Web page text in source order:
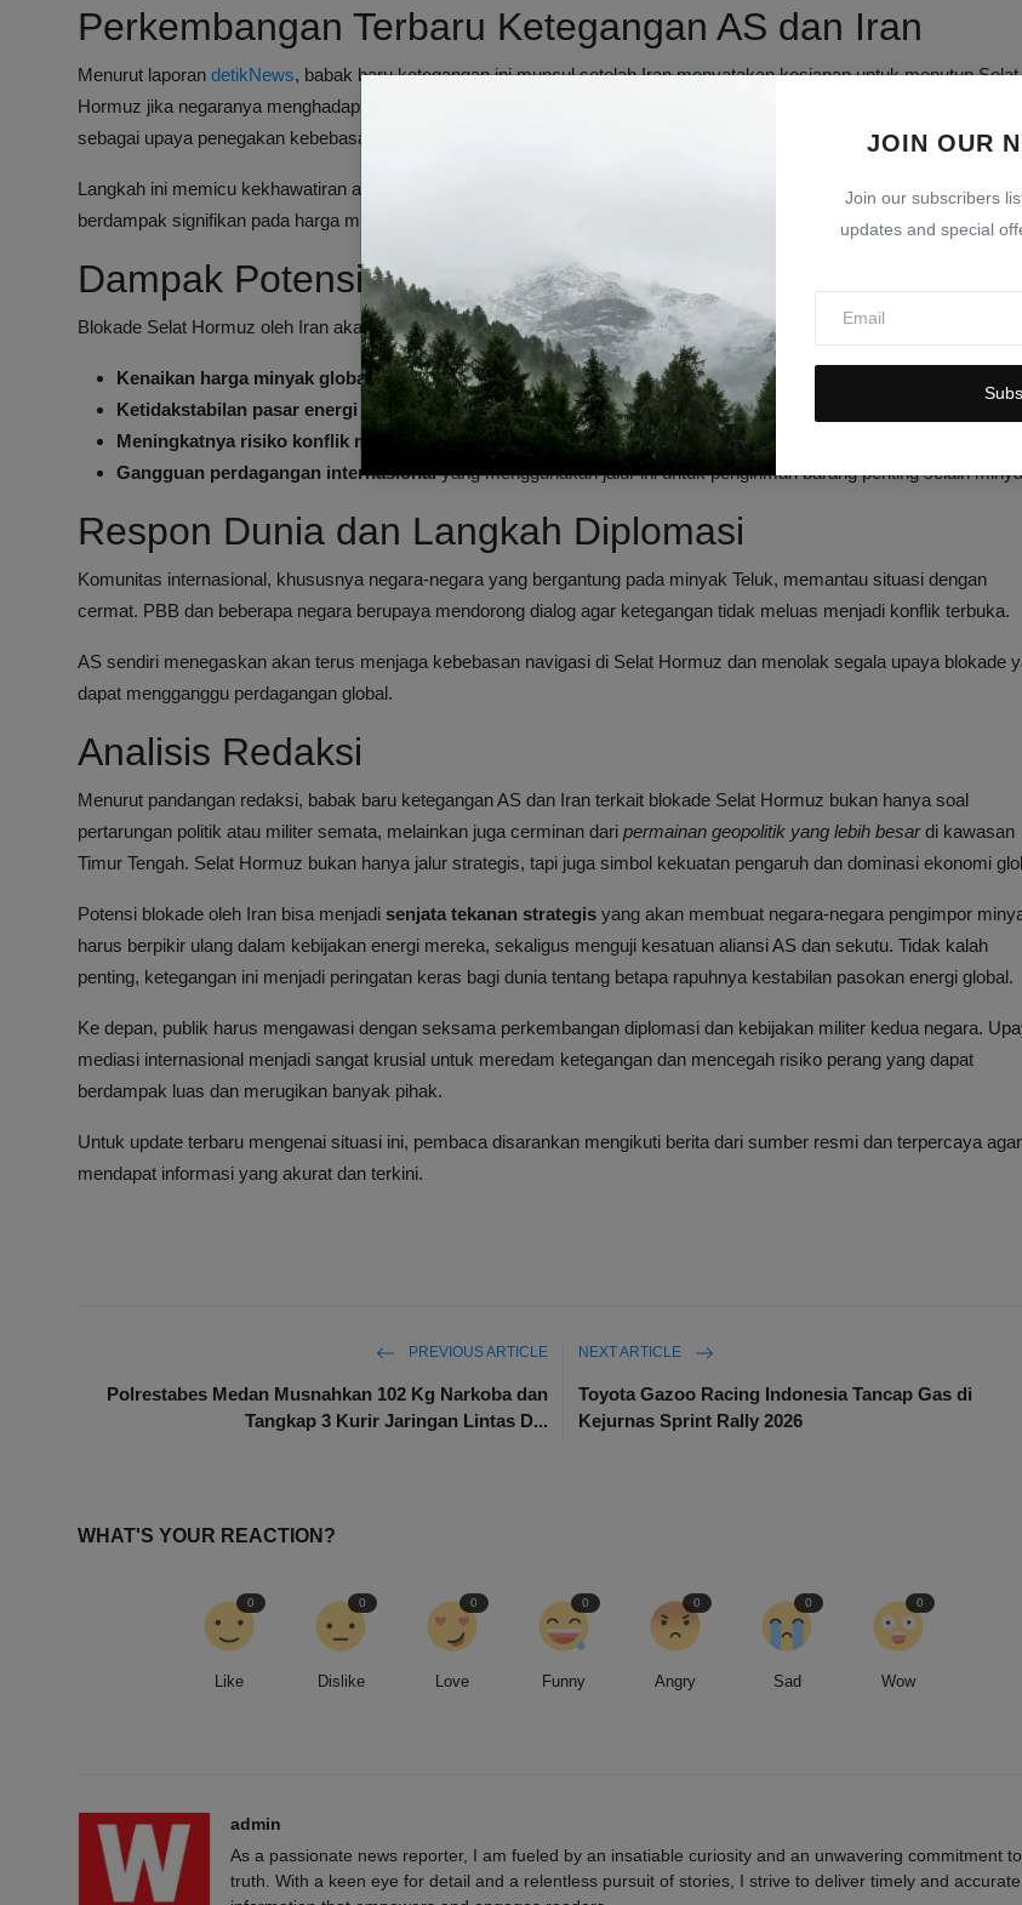
JOIN OUR
Join our subscribers
updates and special
Perkembangan Terbaru Ketegangan AS dan Iran
Menurut laporan detikNews, babak baru ketegangan ini muncul setelah Iran menyatakan kesiapan untuk menutup Selat
Hormuz jika negaranya menghadapi sanksi atau serangan militer. AS pun memperkuat kehadiran militernya di kawasan
sebagai upaya penegakan kebebasan navigasi.
Langkah ini memicu kekhawatiran akan potensi konflik yang lebih luas. Para analis menilai, jika terjadi blokade, akan
berdampak signifikan pada harga minyak dunia dan kestabilan ekonomi global.
Dampak Potensial Blokade Selat Hormuz
Blokade Selat Hormuz oleh Iran akan membawa sejumlah konsekuensi serius, antara lain:
Kenaikan harga minyak global secara drastis akibat gangguan pasokan dari Teluk Persia.
Ketidakstabilan pasar energi yang dapat memicu krisis ekonomi internasional.
Meningkatnya risiko konflik militer
antara AS, sekutu Barat, dan Iran di kawasan Timur Tengah.
Gangguan perdagangan internasionalyang menggunakan jalur ini untuk pengiriman barang penting selain
Respon Dunia dan Langkah Diplomasi
Komunitas internasional, khususnya negara-negara yang bergantung pada minyak Teluk, memantau situasi dengan
cermat. PBB dan beberapa negara berupaya mendorong dialog agar ketegangan tidak meluas menjadi konflik terbuka.
AS sendiri menegaskan akan terus menjaga kebebasan navigasi di Selat Hormuz dan menolak segala upaya blokade
dapat mengganggu perdagangan global.
Analisis Redaksi
Menurut pandangan redaksi, babak baru ketegangan AS dan Iran terkait blokade Selat Hormuz bukan hanya soal
pertarungan politik atau militer semata, melainkan juga cerminan dari permainan geopolitik yang lebih besardi kawasan
Timur Tengah. Selat Hormuz bukan hanya jalur strategis, tapi juga simbol kekuatan pengaruh dan dominasi ekonomi
Potensi blokade oleh Iran bisa menjadi senjata tekanan strategis yang akan membuat negara-negara pengimpor
harus berpikir ulang dalam kebijakan energi mereka, sekaligus menguji kesatuan aliansi AS dan sekutu. Tidak kalah
penting, ketegangan ini menjadi peringatan keras bagi dunia tentang betapa rapuhnya kestabilan pasokan energi global.
Ke depan, publik harus mengawasi dengan seksama perkembangan diplomasi dan kebijakan militer kedua negara.
mediasi internasional menjadi sangat krusial untuk meredam ketegangan dan mencegah risiko perang yang dapat
berdampak luas dan merugikan banyak pihak.
Untuk update terbaru mengenai situasi ini, pembaca disarankan mengikuti berita dari sumber resmi dan terpercaya agar
mendapat informasi yang akurat dan terkini.
PREVIOUS ARTICLE
Polrestabes Medan Musnahkan 102 Kg Narkoba dan
Tangkap 3 Kurir Jaringan Lintas D...
NEXT ARTICLE
Toyota Gazoo Racing Indonesia Tancap Gas di
Kejurnas Sprint Rally 2026
WHAT'S YOUR REACTION?
Like
0
Dislike
0
Love
0
Funny
0
Angry
0
Sad
0
Wow
0
admin
As a passionate news reporter, I am fueled by an insatiable curiosity and an unwavering commitment to
truth. With a keen eye for detail and a relentless pursuit of stories, I strive to deliver timely and accurate